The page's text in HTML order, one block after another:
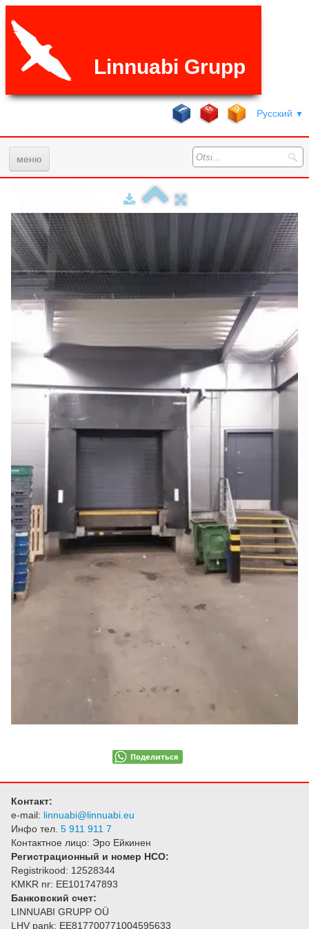
Linnuabi Grupp
Русский ▼
меню
Услуги
Галерея
ЧаВо
Цены
О фирме
Контакт
Поделиться
Контакт:
e-mail: linnuabi@linnuabi.eu
Инфо тел. 5 911 911 7
Контактное лицо: Эро Ейкинен
Регистрационный и номер НСО:
Registrikood: 12528344
KMKR nr: EE101747893
Банковский счет:
LINNUABI GRUPP OÜ
LHV pank: EE817700771004595633